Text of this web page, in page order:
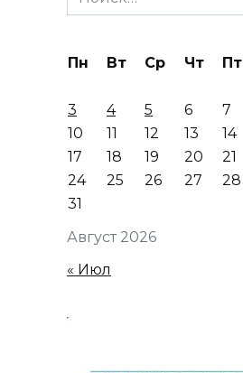
for:
Август 2026
Пн Вт Ср Чт Пт
3
4 5 6 7
10
11 12 13 14
17
18 19 20 21
24
25 26 27 28
31
« Июл